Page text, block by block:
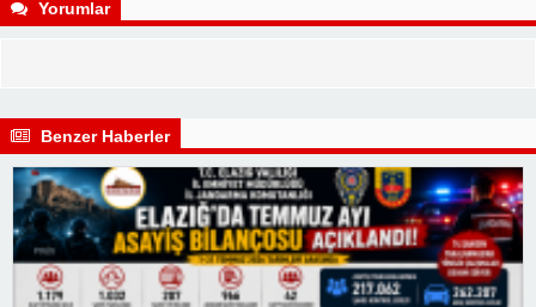
Yorumlar
Benzer Haberler